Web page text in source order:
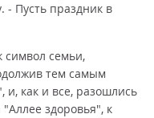
- Пусть праздник в
символ семьи,
тем самым
как и все, разошлись
здоровья", к